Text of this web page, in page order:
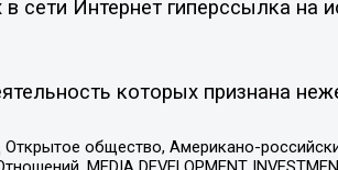
сети Интернет гиперссылка на
которых признана
общество, Американо-